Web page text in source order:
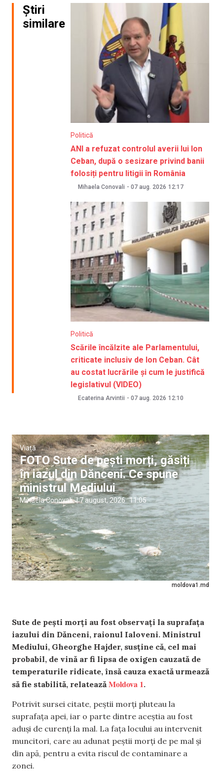
Știri
similare
Politică
ANI a refuzat controlul averii lui Ion
Ceban, după o sesizare privind banii
folosiți pentru litigii în România
Mihaela Conovali - 07 aug. 2026 12:17
Politică
Scările încălzite ale Parlamentului,
criticate inclusiv de Ion Ceban. Cât
au costat lucrările și cum le justifică
legislativul (VIDEO)
Ecaterina Arvintii - 07 aug. 2026 12:10
moldova1.md
Viață
FOTO Sute de pești morți, găsiți
în iazul din Dănceni. Ce spune
ministrul Mediului
Mihaela Conovali |7 august, 2026 11:05
Sute de pești morți au fost observați la suprafața
iazului din Dănceni, raionul Ialoveni. Ministrul
Mediului, Gheorghe Hajder, susține că, cel mai
probabil, de vină ar fi lipsa de oxigen cauzată de
temperaturile ridicate, însă cauza exactă urmează
să fie stabilită, relateazăMoldova 1.
Potrivit sursei citate, peștii morți pluteau la
suprafața apei, iar o parte dintre aceștia au fost
aduși de curenți la mal. La fața locului au intervenit
muncitori, care au adunat peștii morți de pe mal și
din apă, pentru a evita riscul de contaminare a
zonei.